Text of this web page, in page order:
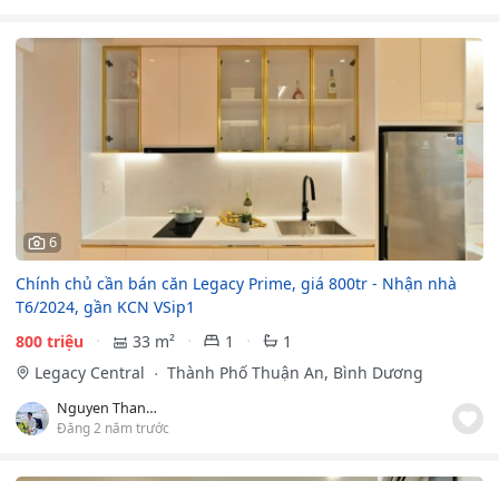
6
Chính chủ cần bán căn Legacy Prime, giá 800tr - Nhận nhà
T6/2024, gần KCN VSip1
800 triệu
33 m² 1
1
Legacy Central
Thành Phố Thuận An, Bình Dương
Nguyen Thanh Viet
Đăng 2 năm trước